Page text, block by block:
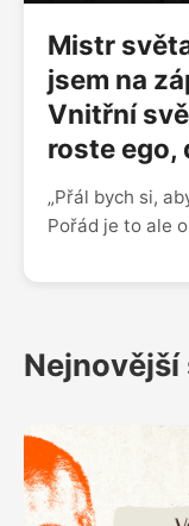
Mistr
jsem na
Vnitřní
roste ego,
„Přál bych si,
Pořád je to ale
vystoupit z
vycházet z
testuje,
poslední měsíc
na pozitivní
najednou
Nejnovější